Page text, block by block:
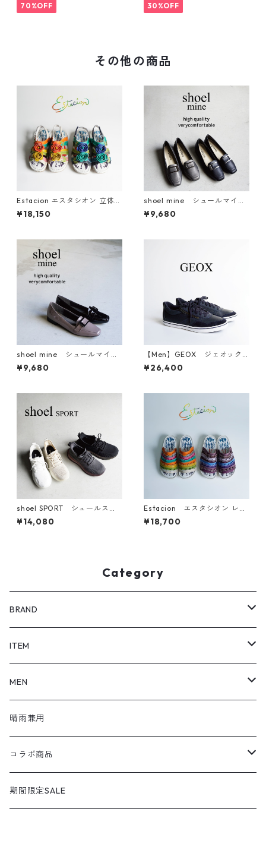
70%OFF 30%OFF
その他の商品
Estacion エスタシオン 立体フ
ラワーモチーフ本革ストラッ
プサンダル TGE725
¥18,150
shoel mine シュールマイ
ン バックルローファーパン
プス 1745
¥9,680
shoel mine シュールマイ
ン バックルモチーフエナメ
ルパンプス 1785
¥9,680
【Men】GEOX ジェオック
ス レザースニーカー U35BCB
¥26,400
shoel SPORT シュールスポ
ーツ エアースニーカー L-
0003
¥14,080
Estacion エスタシオン レザ
ーフリル サンダル th183
¥18,700
Category
BRAND
SHOEL / シュール
shoel mine / シュールマイン
shoel SPORT / シュールスポーツ
shoel men / シュールメンズ
KIZARINA / キザリナ
ITEM
pumps / パンプス
loafers / ローファー
lace up / レースアップ
strap shoes / ストラップシューズ
MEN
シューズ
晴雨兼用
コラボ商品
広島東洋カープコラボ
期間限定SALE